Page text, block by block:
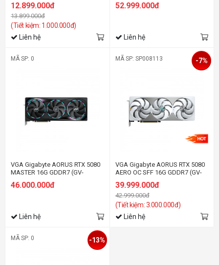
12.899.000đ
13.899.000đ
(Tiết kiệm: 1.000.000đ)
Liên hệ
52.999.000đ
Liên hệ
MÃ SP: 0
VGA Gigabyte AORUS RTX 5080
MASTER 16G GDDR7 (GV-
N5080AORUS M-16GD)
46.000.000đ
Liên hệ
MÃ SP: SP008113
VGA Gigabyte AORUS RTX 5080
AERO OC SFF 16G GDDR7 (GV-
N5080AERO OC-16GD)
39.999.000đ
42.999.000đ
(Tiết kiệm: 3.000.000đ)
-7%
Liên hệ
MÃ SP: 0 -13%